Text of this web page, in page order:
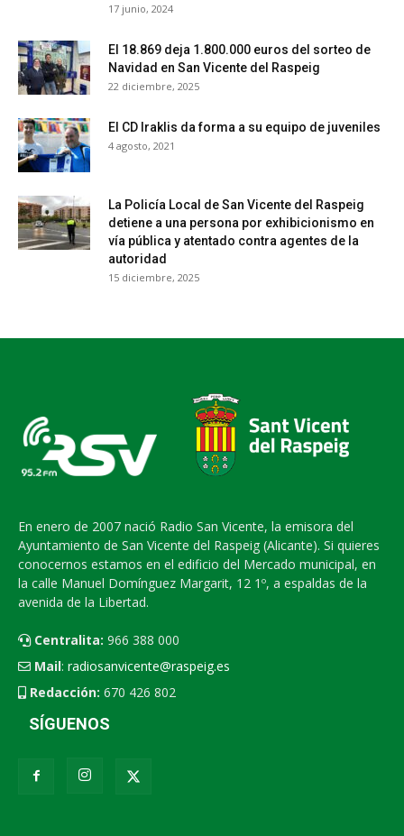
17 junio, 2024
El 18.869 deja 1.800.000 euros del sorteo de
Navidad en San Vicente del Raspeig
22 diciembre, 2025
El CD Iraklis da forma a su equipo de juveniles
4 agosto, 2021
La Policía Local de San Vicente del Raspeig
detiene a una persona por exhibicionismo en
vía pública y atentado contra agentes de la
autoridad
15 diciembre, 2025
En enero de 2007 nació Radio San Vicente, la emisora del
Ayuntamiento de San Vicente del Raspeig (Alicante). Si quieres
conocernos estamos en el edificio del Mercado municipal, en
la calle Manuel Domínguez Margarit, 12 1º, a espaldas de la
avenida de la Libertad.
Centralita: 966 388 000
Mail: radiosanvicente@raspeig.es
Redacción: 670 426 802
SÍGUENOS